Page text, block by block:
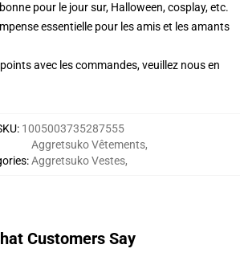
pour le jour sur, Halloween, cosplay, etc.
essentielle pour les amis et les amants
avec les commandes, veuillez nous en
: 1005003735287555
:
Aggretsuko Vêtements,
Aggretsuko Vestes,
Customers Say